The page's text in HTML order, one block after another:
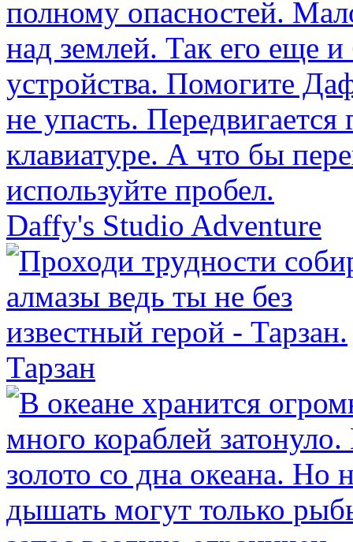
Daffy's Studio Adventure
Тарзан